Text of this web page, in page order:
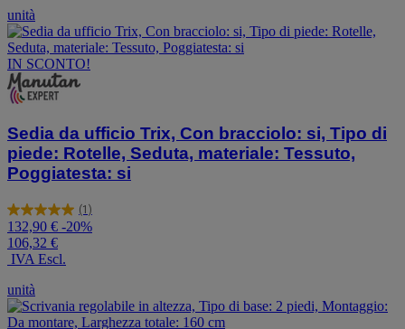
recensioni
unità
IN SCONTO!
Sedia da ufficio Trix, Con bracciolo: si, Tipo di
piede: Rotelle, Seduta, materiale: Tessuto,
Poggiatesta: si
(1)
5.0
su
5
stelle.
recensione
132,90 € -20%
106,32 €
IVA Escl.
unità